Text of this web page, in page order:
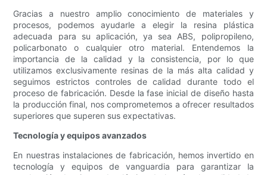
Gracias a nuestro amplio conocimiento de materiales y
procesos, podemos ayudarle a elegir la resina plástica
adecuada para su aplicación, ya sea ABS, polipropileno,
policarbonato o cualquier otro material. Entendemos la
importancia de la calidad y la consistencia, por lo que
utilizamos exclusivamente resinas de la más alta calidad y
seguimos estrictos controles de calidad durante todo el
proceso de fabricación. Desde la fase inicial de diseño hasta
la producción final, nos comprometemos a ofrecer resultados
superiores que superen sus expectativas.
Tecnología y equipos avanzados
En nuestras instalaciones de fabricación, hemos invertido en
tecnología y equipos de vanguardia para garantizar la